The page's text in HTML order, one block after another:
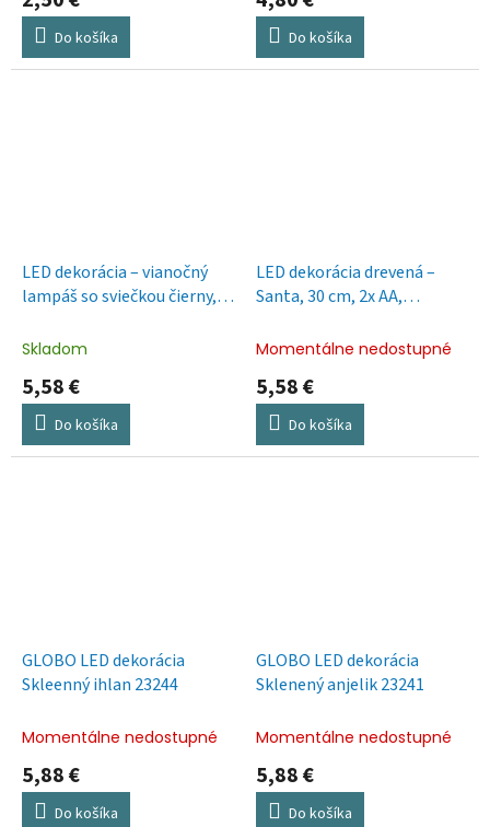
Do košíka Do košíka
LED dekorácia – vianočný
lampáš so sviečkou čierny,
vintage
Skladom
5,58 €
Do košíka
LED dekorácia drevená –
Santa, 30 cm, 2x AA,
časovač
Momentálne nedostupné
5,58 €
Do košíka
GLOBO LED dekorácia
Skleenný ihlan 23244
Momentálne nedostupné
5,88 €
Do košíka
GLOBO LED dekorácia
Sklenený anjelik 23241
Momentálne nedostupné
5,88 €
Do košíka